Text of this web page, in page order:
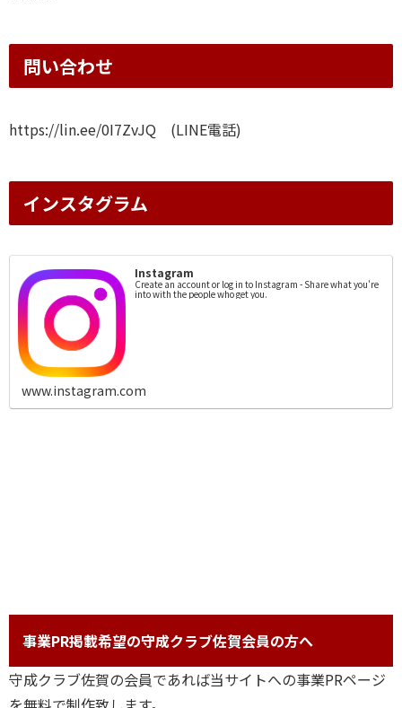
問い合わせ
https://lin.ee/0I7ZvJQ (LINE電話)
インスタグラム
Instagram
Create an account or log in to Instagram - Share what you're
into with the people who get you.
www.instagram.com
事業PR掲載希望の守成クラブ佐賀会員の方へ
守成クラブ佐賀の会員であれば当サイトへの事業PRページ